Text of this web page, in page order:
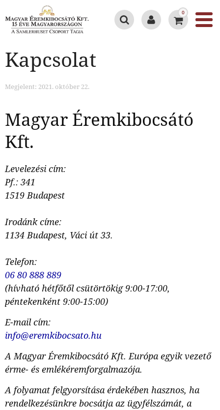
0
Kapcsolat
Megjelent: 2021. október 22.
Magyar Éremkibocsátó
Kft.
Levelezési cím:
Pf.: 341
1519 Budapest
Irodánk címe:
1134 Budapest, Váci út 33.
Telefon:
06 80 888 889
(hívható hétfőtől csütörtökig 9:00-17:00,
péntekenként 9:00-15:00)
E-mail cím:
info@eremkibocsato.hu
A Magyar Éremkibocsátó Kft. Európa egyik vezető
érme- és emlékéremforgalmazója.
A folyamat felgyorsítása érdekében hasznos, ha
rendelkezésünkre bocsátja az ügyfélszámát, a